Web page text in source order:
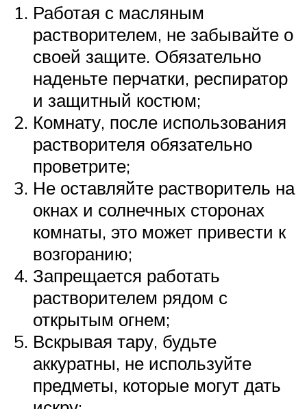
Работая с масляным
растворителем, не забывайте о
своей защите. Обязательно
наденьте перчатки, респиратор
и защитный костюм;
Комнату, после использования
растворителя обязательно
проветрите;
Не оставляйте растворитель на
окнах и солнечных сторонах
комнаты, это может привести к
возгоранию;
Запрещается работать
растворителем рядом с
открытым огнем;
Вскрывая тару, будьте
аккуратны, не используйте
предметы, которые могут дать